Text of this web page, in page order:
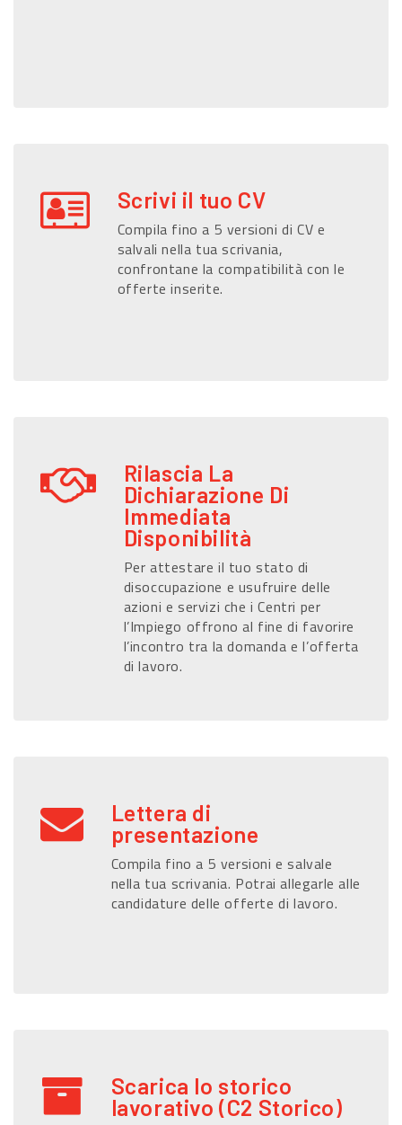
Scrivi il tuo CV
Compila fino a 5 versioni di CV e
salvali nella tua scrivania,
confrontane la compatibilità con le
offerte inserite.
Rilascia La
Dichiarazione Di
Immediata
Disponibilità
Per attestare il tuo stato di
disoccupazione e usufruire delle
azioni e servizi che i Centri per
l’Impiego offrono al fine di favorire
l’incontro tra la domanda e l’offerta
di lavoro.
Lettera di
presentazione
Compila fino a 5 versioni e salvale
nella tua scrivania. Potrai allegarle alle
candidature delle offerte di lavoro.
Scarica lo storico
lavorativo (C2 Storico)